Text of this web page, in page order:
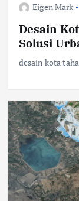
Eigen Mark
Desain
Solusi
desain kota